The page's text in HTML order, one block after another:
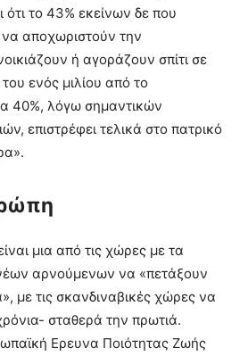
ότι το 43% εκείνων δε που
αποχωριστούν την
ή αγοράζουν σπίτι σε
ενός μιλίου από το
40%, λόγω σημαντικών
επιστρέφει τελικά στο πατρικό
μια από τις χώρες με τα
αρνούμενων να «πετάξουν
με τις σκανδιναβικές χώρες να
σταθερά την πρωτιά.
Ερευνα Ποιότητας Ζωής